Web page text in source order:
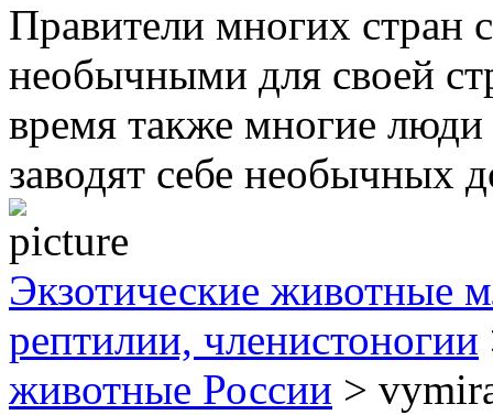
Правители многих стран
необычными для своей
время также многие люди
заводят себе
Экзотические животные
рептилии, членистоногии
животные России >